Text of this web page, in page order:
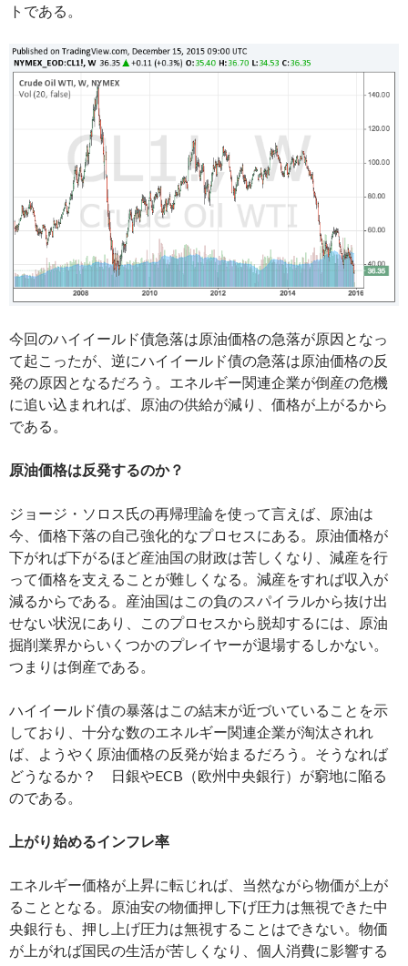
トである。
今回のハイイールド債急落は原油価格の急落が原因となっ
て起こったが、逆にハイイールド債の急落は原油価格の反
発の原因となるだろう。エネルギー関連企業が倒産の危機
に追い込まれれば、原油の供給が減り、価格が上がるから
である。
原油価格は反発するのか？
ジョージ・ソロス氏の再帰理論を使って言えば、原油は
今、価格下落の自己強化的なプロセスにある。原油価格が
下がれば下がるほど産油国の財政は苦しくなり、減産を行
って価格を支えることが難しくなる。減産をすれば収入が
減るからである。産油国はこの負のスパイラルから抜け出
せない状況にあり、このプロセスから脱却するには、原油
掘削業界からいくつかのプレイヤーが退場するしかない。
つまりは倒産である。
ハイイールド債の暴落はこの結末が近づいていることを示
しており、十分な数のエネルギー関連企業が淘汰されれ
ば、ようやく原油価格の反発が始まるだろう。そうなれば
どうなるか？ 日銀やECB（欧州中央銀行）が窮地に陥る
のである。
上がり始めるインフレ率
エネルギー価格が上昇に転じれば、当然ながら物価が上が
ることとなる。原油安の物価押し下げ圧力は無視できた中
央銀行も、押し上げ圧力は無視することはできない。物価
が上がれば国民の生活が苦しくなり、個人消費に影響する